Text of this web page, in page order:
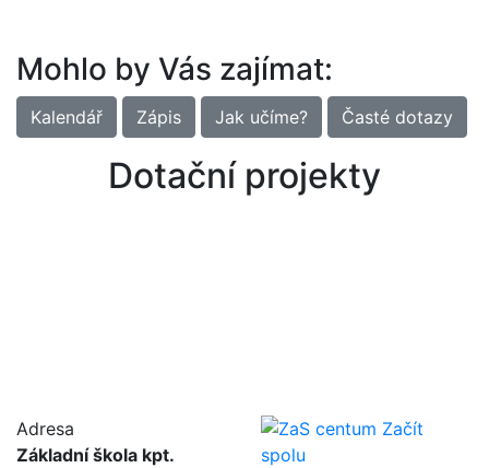
Mohlo by Vás zajímat:
Kalendář Zápis Jak učíme? Časté dotazy
Dotační projekty
Adresa
Základní škola kpt.